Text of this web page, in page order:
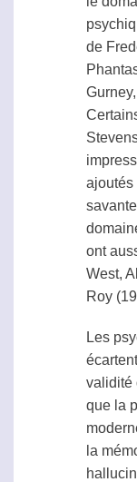
de
ajoutés
ont
West,
Roy
Les
validité
que la
la